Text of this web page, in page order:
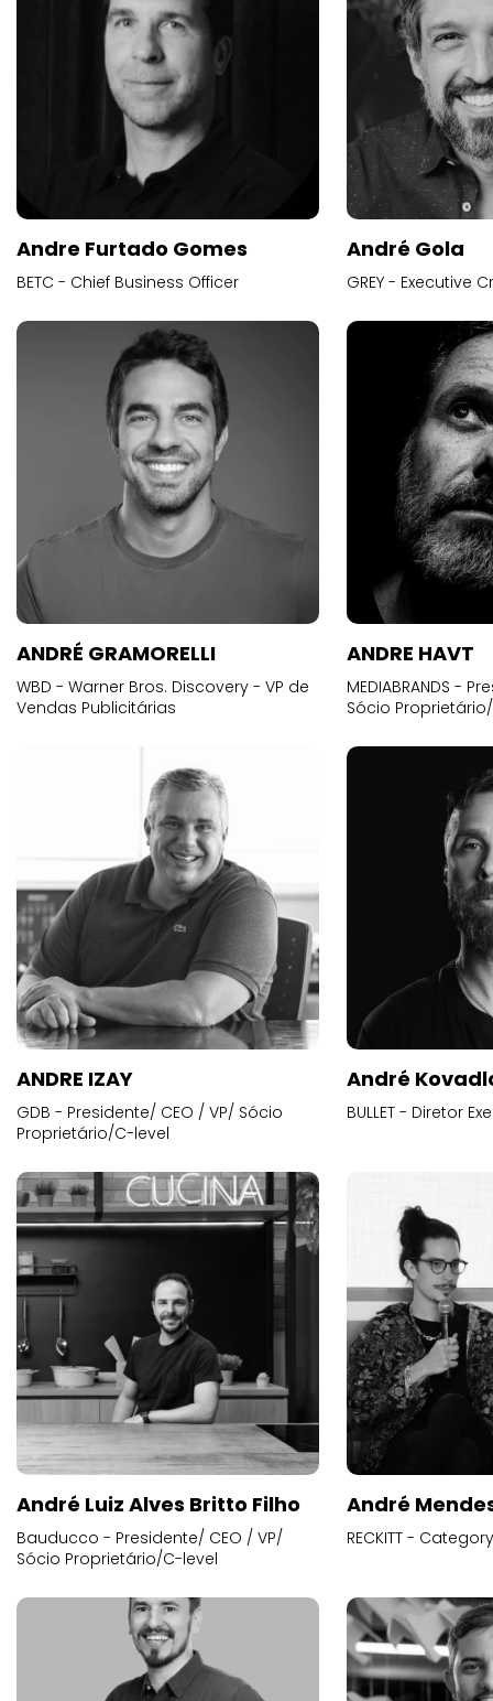
Andre Furtado Gomes
BETC - Chief Business Officer
André Gola
GREY - Executive
ANDRÉ GRAMORELLI
WBD - Warner Bros. Discovery - VP de
Vendas Publicitárias
ANDRE HAVT
MEDIABRANDS -
Sócio
ANDRE IZAY
GDB - Presidente/ CEO / VP/ Sócio
Proprietário/C-level
André
BULLET - Diretor
André Luiz Alves Britto Filho
Bauducco - Presidente/ CEO / VP/
Sócio Proprietário/C-level
André
RECKITT -